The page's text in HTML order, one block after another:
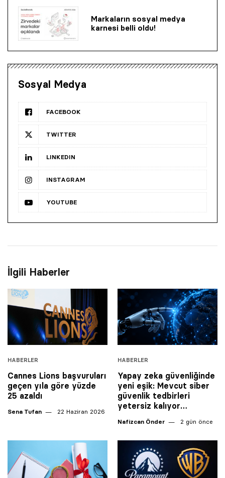
Markaların sosyal medya
karnesi belli oldu!
Sosyal Medya
FACEBOOK
TWITTER
LINKEDIN
INSTAGRAM
YOUTUBE
İlgili Haberler
HABERLER
Cannes Lions başvuruları
geçen yıla göre yüzde
25 azaldı
Sena Tufan 22 Haziran 2026
HABERLER
Yapay zeka güvenliğinde
yeni eşik: Mevcut siber
güvenlik tedbirleri
yetersiz kalıyor…
Nafizcan Önder 2 gün önce